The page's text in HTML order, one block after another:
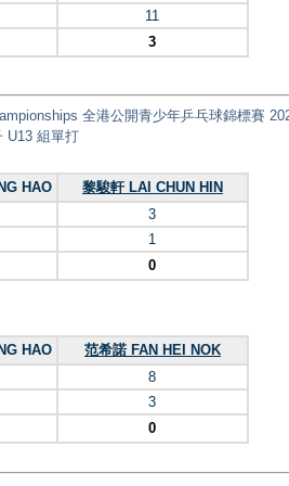
11
3
全港公開青少年乒乓球錦標賽
U13 組單打
HAO
黎駿軒 LAI CHUN HIN
3
1
0
HAO
范希諾 FAN HEI NOK
8
3
0